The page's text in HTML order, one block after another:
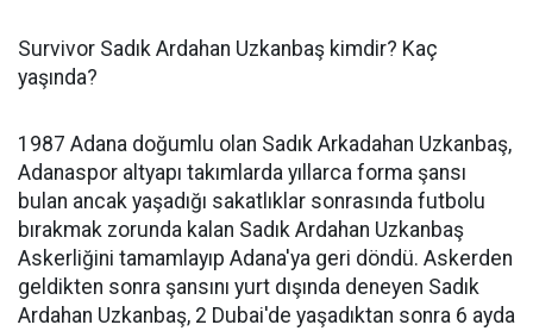
Survivor Sadık Ardahan Uzkanbaş kimdir? Kaç
yaşında?
1987 Adana doğumlu olan Sadık Arkadahan Uzkanbaş,
Adanaspor altyapı takımlarda yıllarca forma şansı
bulan ancak yaşadığı sakatlıklar sonrasında futbolu
bırakmak zorunda kalan Sadık Ardahan Uzkanbaş
Askerliğini tamamlayıp Adana'ya geri döndü. Askerden
geldikten sonra şansını yurt dışında deneyen Sadık
Ardahan Uzkanbaş, 2 Dubai'de yaşadıktan sonra 6 ayda